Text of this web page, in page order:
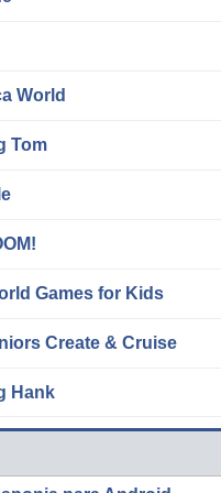
World
Tom
Games for Kids
Create & Cruise
Hank